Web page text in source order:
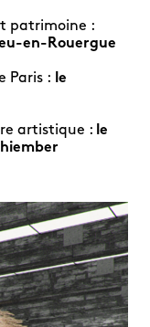
patrimoine :
en-Rouergue
Paris : le
artistique : le